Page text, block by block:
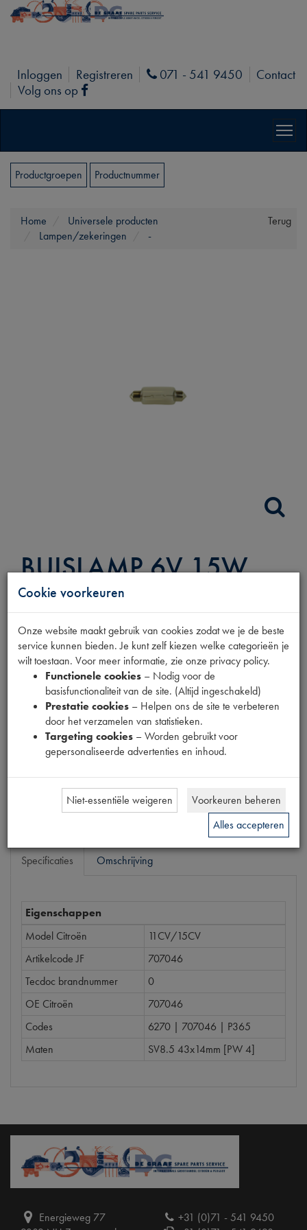
Inloggen Registreren Phone
071 - 541 9450
Contact
Volg ons op
Facebook
Productgroepen Productnummer
Terug
Home
Universele producten
Lampen/zekeringen
-
BUISLAMP 6V 15W
REMLICHT
Productnummer
6880151
EAN code
5412096294105
Prijs
1,74 (€1,44excl. btw)
Dit product kan op dit moment niet besteld worden
Mail ons
Specificaties Omschrijving
Eigenschappen
Model Citroën
11CV/15CV
Artikelcode JF
707046
Tecdoc brandnummer
0
OE Citroën
707046
Codes
6270 | 707046 | P365
Maten
SV8.5 43x14mm [PW 4]
Energieweg 77
+31 (0)71 - 541 9450
Cookie voorkeuren
Onze website maakt gebruik van cookies zodat we je de beste
service kunnen bieden. Je kunt zelf kiezen welke categorieën je
wilt toestaan. Voor meer informatie, zie onze privacy policy.
Functionele cookies – Nodig voor de
basisfunctionaliteit van de site. (Altijd ingeschakeld)
Prestatie cookies – Helpen ons de site te verbeteren
door het verzamelen van statistieken.
Targeting cookies – Worden gebruikt voor
gepersonaliseerde advertenties en inhoud.
Niet-essentiële weigeren
Voorkeuren beheren
Alles accepteren